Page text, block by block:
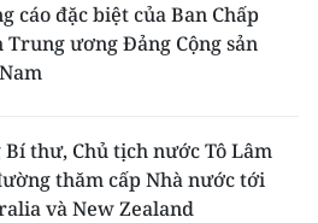
cáo đặc biệt của Ban Chấp
Trung ương Đảng Cộng sản
Bí thư, Chủ tịch nước Tô Lâm
thăm cấp Nhà nước tới
và New Zealand